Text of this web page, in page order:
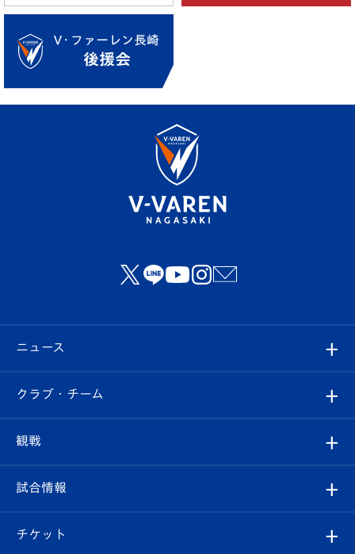
ニュース
すべて
クラブ
試合情報
クラブ・チーム
クラブ概要
観戦
観戦ルール
試合情報
試合日程/結果
チケット